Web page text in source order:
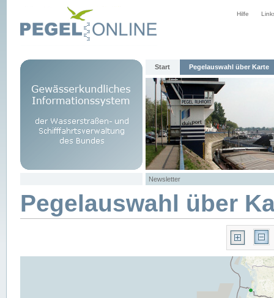
Hilfe
Start Pegelauswahl über Karte
Newsletter
Pegelauswahl über